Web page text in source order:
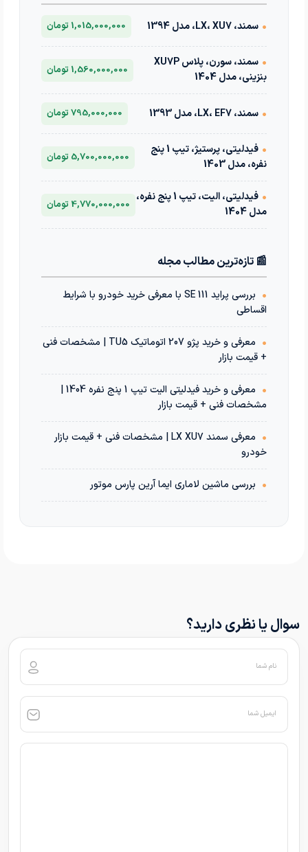
• سمند، LX، XU7، مدل 1394 1,015,000,000 تومان
•
سمند، سورن، پلاس XU7P
بنزینی، مدل 1404
1,560,000,000 تومان
• سمند، LX، EF7، مدل 1393 795,000,000 تومان
•
فیدلیتی، پرستیژ، تیپ 1 پنج
نفره، مدل 1403
5,700,000,000 تومان
•
فیدلیتی، الیت، تیپ 1 پنج نفره،
مدل 1404
4,770,000,000 تومان
📰 تازه‌ترین مطالب مجله
•
بررسی پراید 111 SE با معرفی خرید خودرو با شرایط
اقساطی
•
معرفی و خرید پژو 207 اتوماتیک TU5 | مشخصات فنی
+ قیمت بازار
•
معرفی و خرید فیدلیتی الیت تیپ 1 پنج نفره 1404 |
مشخصات فنی + قیمت بازار
•
معرفی سمند LX XU7 | مشخصات فنی + قیمت بازار
خودرو
• بررسی ماشین لاماری ایما آرین پارس موتور
سوال یا نظری دارید؟
نام شما
ایمیل شما